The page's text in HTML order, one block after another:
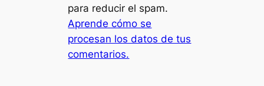
para reducir el spam.
Aprende cómo se
procesan los datos de tus
comentarios.